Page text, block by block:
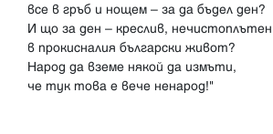
все в гръб и нощем – за да бъдел ден?
И що за ден – креслив,
в прокисналия български живот?
Народ да вземе някой да измъти,
че тук това е вече ненарод!"